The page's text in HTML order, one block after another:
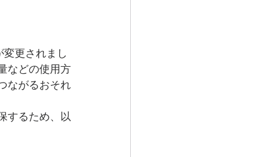
更されまし
などの使用方
ながるおそれ
するため、以